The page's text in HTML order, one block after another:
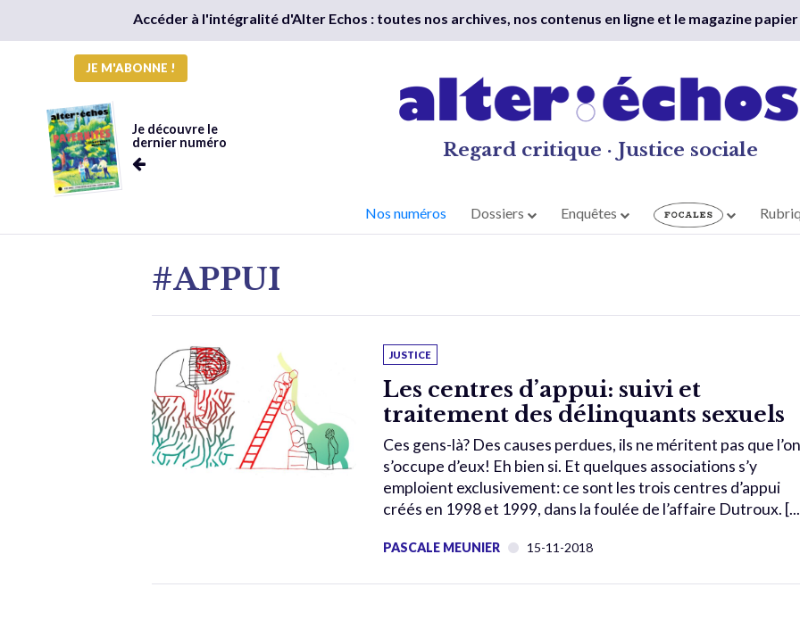
Accéder à l'intégralité d'Alter Echos : toutes nos archives, nos contenus en ligne et le magazine
JE M'ABONNE !
Je découvre le
dernier numéro
Regard critique · Justice sociale
Nos numéros Dossiers Enquêtes
#APPUI
JUSTICE
Les centres d’appui: suivi et
traitement des délinquants sexuels
Ces gens-là? Des causes perdues, ils ne méritent pas que l’on
s’occupe d’eux! Eh bien si. Et quelques associations s’y
emploient exclusivement: ce sont les trois centres d’appui
créés en 1998 et 1999, dans la foulée de l’affaire Dutroux.
PASCALE MEUNIER 15-11-2018